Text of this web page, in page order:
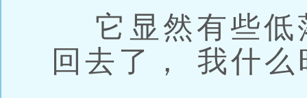
它显然有些低
回去了， 我什